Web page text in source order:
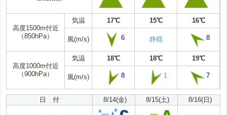
高度1500m付近
（850hPa）
気温 17℃ 15℃ 16℃
風(m/s) 6 静穏 8
高度1000m付近
（900hPa）
気温 18℃ 18℃ 19℃
風(m/s) 8 1 7
日 付 8/14(金) 8/15(土) 8/16(日)